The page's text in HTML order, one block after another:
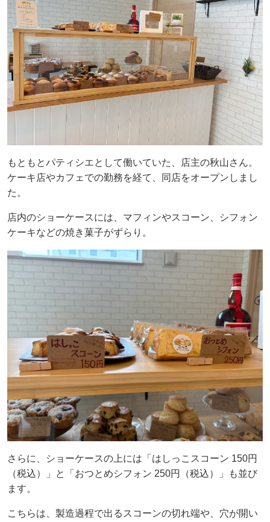
もともとパティシエとして働いていた、店主の秋山さん。
ケーキ店やカフェでの勤務を経て、同店をオープンしまし
た。
店内のショーケースには、マフィンやスコーン、シフォン
ケーキなどの焼き菓子がずらり。
さらに、ショーケースの上には「はしっこスコーン 150円
（税込）」と「おつとめシフォン 250円（税込）」も並び
ます。
こちらは、製造過程で出るスコーンの切れ端や、穴が開い